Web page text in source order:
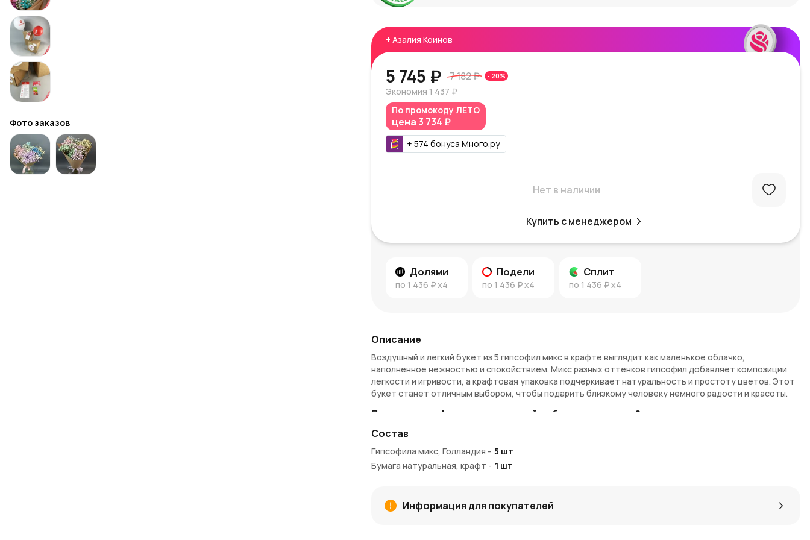
Фото заказов
+ Азалия Коинов
5 745 ₽ 7 182 ₽ - 20%
Экономия 1 437 ₽
По промокоду ЛЕТО
цена3 734 ₽
+ 574 бонуса Много.ру
Нет в наличии
Купить с менеджером
Долями
по 1 436 ₽x4
Подели
по 1 436 ₽x4
Сплит
по 1 436 ₽x4
Описание
Воздушный и легкий букет из 5 гипсофил микс в крафте выглядит как маленькое облачко,
наполненное нежностью и спокойствием. Микс разных оттенков гипсофил добавляет композиции
легкости и игривости, а крафтовая упаковка подчеркивает натуральность и простоту цветов. Этот
букет станет отличным выбором, чтобы подарить близкому человеку немного радости и красоты.
Почему гипсофила — прекрасный выбор для подарка?
Гипсофила — это символ нежности, чистоты и искренности. Микс разных оттенков создает эффект
гармонии, а крафт-упаковка придает букету природную естественность.
Особенности букета из 5 гипсофил микс
красивыми в качестве сухоцветов. Этот букет радует глаз своей легкостью и свежестью, а
сочетание разных оттенков гипсофил делает его особенным.
Состав
Гипсофила микс, Голландия - 5 шт
Бумага натуральная, крафт - 1 шт
Информация для покупателей